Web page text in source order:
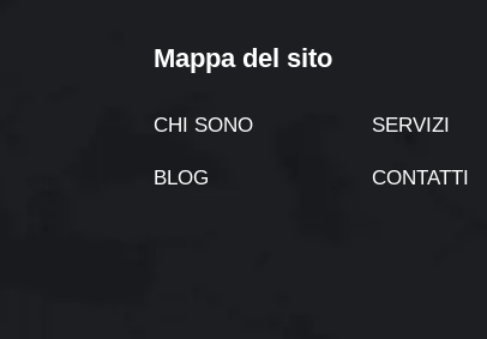
Mappa del sito
CHI SONO SERVIZI
BLOG CONTATTI